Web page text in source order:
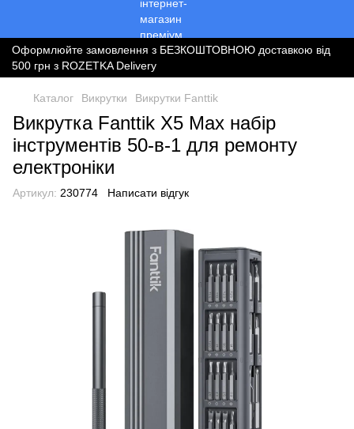
Оформлюйте замовлення з БЕЗКОШТОВНОЮ доставкою від
500 грн з ROZETKA Delivery
Каталог Викрутки Викрутки Fanttik
Викрутка Fanttik X5 Max набір
інструментів 50-в-1 для ремонту
електроніки
Артикул: 230774 Написати відгук